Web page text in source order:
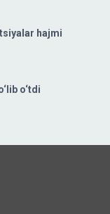
hajmi
o‘tdi